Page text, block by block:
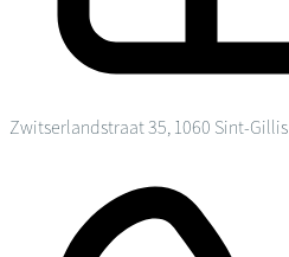
Zwitserlandstraat 35, 1060 Sint-Gillis